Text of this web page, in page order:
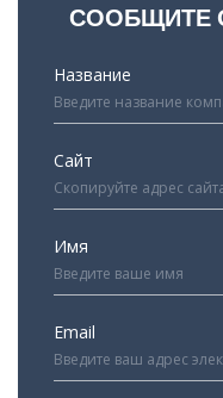
СООБЩИТЕ
Название
Сайт
Имя
Email